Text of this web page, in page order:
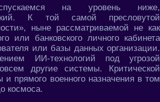
на уровень ниже,
К той самой пресловутой
ныне рассматриваемой не как
или банковского личного кабинета
или базы данных организации.
ИИ-технологий под угрозой
другие системы. Критической
и прямого военного назначения в том
космоса.